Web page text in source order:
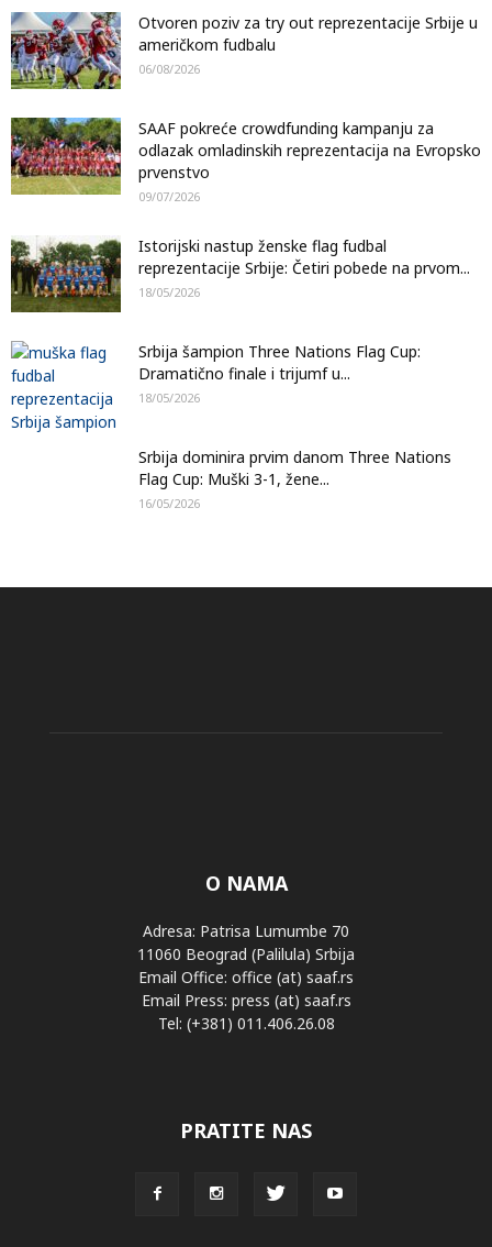
Otvoren poziv za try out reprezentacije Srbije u
američkom fudbalu
06/08/2026
SAAF pokreće crowdfunding kampanju za
odlazak omladinskih reprezentacija na Evropsko
prvenstvo
09/07/2026
Istorijski nastup ženske flag fudbal
reprezentacije Srbije: Četiri pobede na prvom...
18/05/2026
Srbija šampion Three Nations Flag Cup:
Dramatično finale i trijumf u...
18/05/2026
Srbija dominira prvim danom Three Nations
Flag Cup: Muški 3-1, žene...
16/05/2026
O NAMA
Adresa: Patrisa Lumumbe 70
11060 Beograd (Palilula) Srbija
Email Office: office (at) saaf.rs
Email Press: press (at) saaf.rs
Tel: (+381) 011.406.26.08
PRATITE NAS